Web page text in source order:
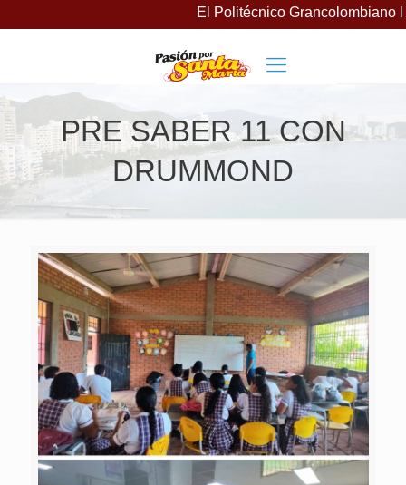
El Politécnico Grancolombiano
PRE SABER 11 CON
DRUMMOND